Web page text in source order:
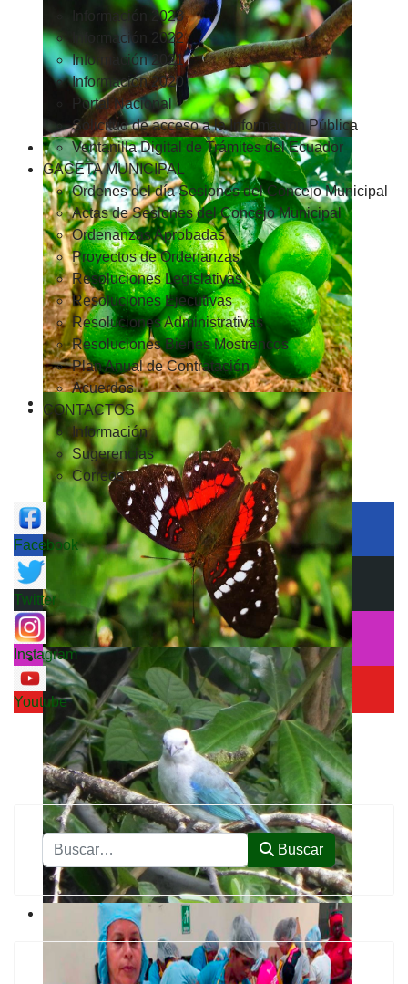
Información 2023
Información 2022
Información 2021
Información 2020
Portal Nacional
Solicitud de acceso a la Información Pública
Ventanilla Digital de Trámites del Ecuador
GACETA MUNICIPAL
Ordenes del día Sesiones del Concejo Municipal
Actas de Sesiones del Concejo Municipal
Ordenanzas Aprobadas
Proyectos de Ordenanzas
Resoluciones Legislativas
Resoluciones Ejecutivas
Resoluciones Administrativas
Resoluciones Bienes Mostrencos
Plan Anual de Contratación
Acuerdos
CONTACTOS
Información
Sugerencias
Correos
Facebook
Twitter
Instagram
Youtube
Buscar Buscar